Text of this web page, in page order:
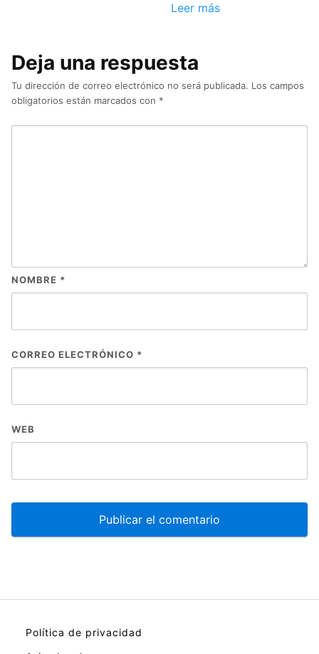
Leer más
Deja una respuesta
Tu dirección de correo electrónico no será publicada. Los campos
obligatorios están marcados con *
NOMBRE *
CORREO ELECTRÓNICO *
WEB
Política de privacidad